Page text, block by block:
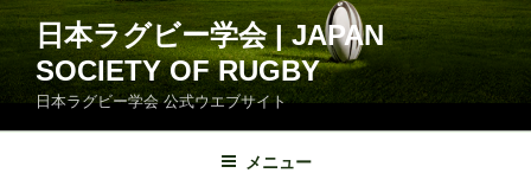
コ
ン
ツ
日本ラグビー学会 | JAPAN
SOCIETY OF RUGBY
日本ラグビー学会 公式ウエブサイト
メニュー